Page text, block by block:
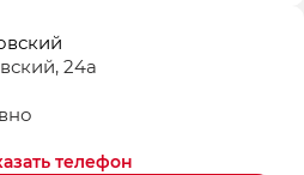
24а
телефон